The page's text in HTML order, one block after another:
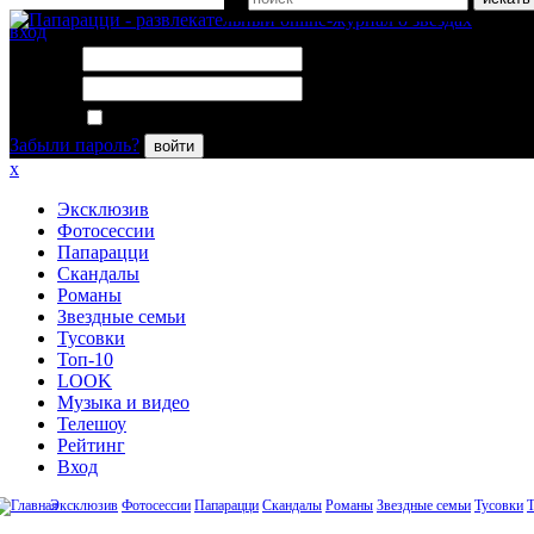
вход
Забыли пароль?
войти
x
Эксклюзив
Фотосессии
Папарацци
Скандалы
Романы
Звездные семьи
Тусовки
Топ-10
LOOK
Музыка и видео
Телешоу
Рейтинг
Вход
Эксклюзив Фотосессии Папарацци Скандалы Романы Звездные семьи Тусовки